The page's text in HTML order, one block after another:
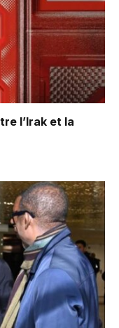
l’Irak et la